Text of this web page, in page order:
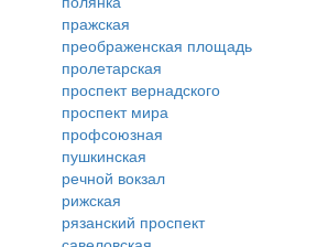
пражская
преображенская площадь
пролетарская
проспект вернадского
проспект мира
профсоюзная
пушкинская
речной вокзал
рижская
рязанский проспект